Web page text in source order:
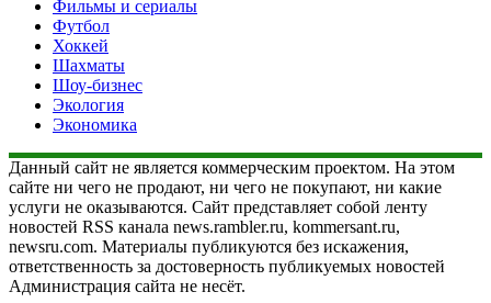
Фильмы и сериалы
Футбол
Хоккей
Шахматы
Шоу-бизнес
Экология
Экономика
Данный сайт не является коммерческим проектом. На этом
сайте ни чего не продают, ни чего не покупают, ни какие
услуги не оказываются. Сайт представляет собой ленту
новостей RSS канала news.rambler.ru, kommersant.ru,
newsru.com. Материалы публикуются без искажения,
ответственность за достоверность публикуемых новостей
Администрация сайта не несёт.